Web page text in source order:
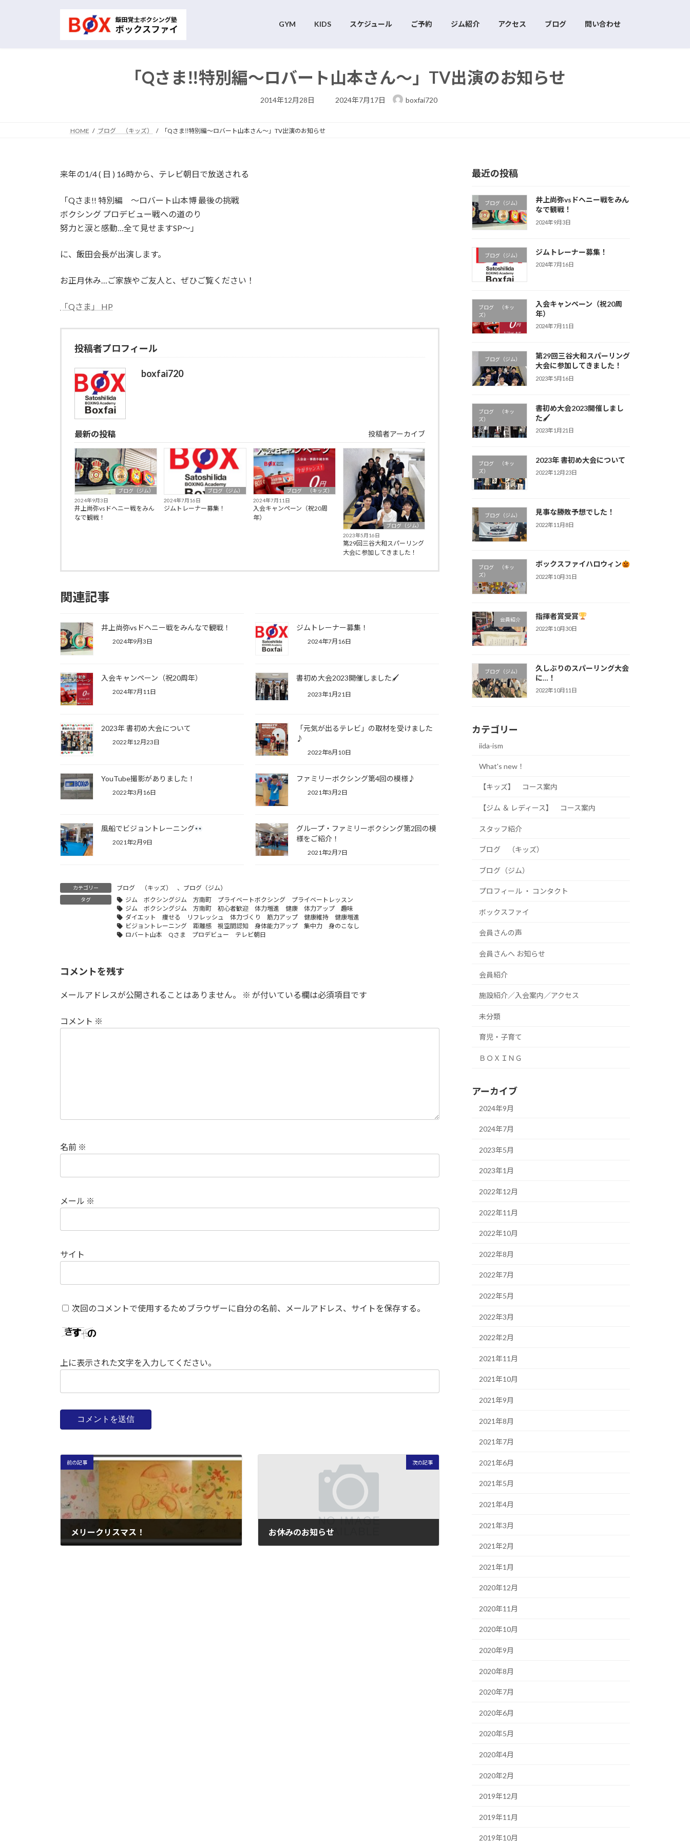
GYM KIDS スケジュール ご予約 ジム紹介 アクセス ブログ 問い合わせ
「Qさま‼特別編～ロバート山本さん～」TV出演のお知らせ
2014年12月28日
最
終
2024年7月17日 boxfai720
HOME ブログ （キッズ） 「Qさま‼特別編～ロバート山本さん～」TV出演のお知らせ
来年の1/4 ( 日 ) 16時から、テレビ朝日で放送される
「Qさま!! 特別編 ～ロバート山本博 最後の挑戦
ボクシング プロデビュー戦への道のり
努力と涙と感動…全て見せますSP～」
に、飯田会長が出演します。
お正月休み…ご家族やご友人と、ぜひご覧ください！
「Qさま」 HP
投稿者プロフィール
boxfai720
最新の投稿 投稿者アーカイブ
ブログ（ジム）
2024年9月3日
井上尚弥vsドヘニー戦をみん
なで観戦！
ブログ（ジム）
2024年7月16日
ジムトレーナー募集！
ブログ （キッズ）
2024年7月11日
入会キャンペーン（祝20周
年）
ブログ（ジム）
2023年5月16日
第29回三谷大和スパーリング
大会に参加してきました！
関連記事
井上尚弥vsドヘニー戦をみんなで観戦！
2024年9月3日
ジムトレーナー募集！
2024年7月16日
入会キャンペーン（祝20周年）
2024年7月11日
書初め大会2023開催しました🖌
2023年1月21日
2023年 書初め大会について
2022年12月23日
「元気が出るテレビ」の取材を受けました
♪
2022年8月10日
YouTube撮影がありました！
2022年3月16日
ファミリーボクシング第4回の模様♪
2021年3月2日
風船でビジョントレーニング
2021年2月9日
グループ・ファミリーボクシング第2回の模
様をご紹介！
2021年2月7日
カテゴリー ブログ （キッズ） 、 ブログ（ジム）
タグ
ジム ボクシングジム 方南町 プライベートボクシング プライベートレッスン
ジム ボクシングジム 方南町 初心者歓迎 体力増進 健康 体力アップ 趣味
ダイエット 痩せる リフレッシュ 体力づくり 筋力アップ 健康維持 健康増進
ビジョントレーニング 距離感 視空間認知 身体能力アップ 集中力 身のこなし
ロバート山本 Qさま プロデビュー テレビ朝日
コメントを残す
メールアドレスが公開されることはありません。 ※ が付いている欄は必須項目です
コメント ※
名前 ※
メール ※
サイト
次回のコメントで使用するためブラウザーに自分の名前、メールアドレス、サイトを保存する。
上に表示された文字を入力してください。
前の記事
メリークリスマス！
次の記事
お休みのお知らせ
最近の投稿
ブログ（ジム）
井上尚弥vsドヘニー戦をみん
なで観戦！
2024年9月3日
ブログ（ジム） ジムトレーナー募集！
2024年7月16日
ブログ （キッ
ズ）
入会キャンペーン（祝20周
年）
2024年7月11日
ブログ（ジム）
第29回三谷大和スパーリング
大会に参加してきました！
2023年5月16日
ブログ （キッ
ズ）
書初め大会2023開催しまし
た🖌
2023年1月21日
ブログ （キッ
ズ）
2023年 書初め大会について
2022年12月23日
ブログ（ジム） 見事な勝敗予想でした！
2022年11月8日
ブログ （キッ
ズ）
ボックスファイハロウィン
2022年10月31日
会員紹介 指揮者賞受賞
2022年10月30日
ブログ（ジム）
久しぶりのスパーリング大会
に…！
2022年10月11日
カテゴリー
iida-ism
What's new！
【キッズ】 コース案内
【ジム ＆ レディース】 コース案内
スタッフ紹介
ブログ （キッズ）
ブログ（ジム）
プロフィール ・ コンタクト
ボックスファイ
会員さんの声
会員さんへ お知らせ
会員紹介
施設紹介／入会案内／アクセス
未分類
育児・子育て
ＢＯＸＩＮＧ
アーカイブ
2024年9月
2024年7月
2023年5月
2023年1月
2022年12月
2022年11月
2022年10月
2022年8月
2022年7月
2022年5月
2022年3月
2022年2月
2021年11月
2021年10月
2021年9月
2021年8月
2021年7月
2021年6月
2021年5月
2021年4月
2021年3月
2021年2月
2021年1月
2020年12月
2020年11月
2020年10月
2020年9月
2020年8月
2020年7月
2020年6月
2020年5月
2020年4月
2020年2月
2019年12月
2019年11月
2019年10月